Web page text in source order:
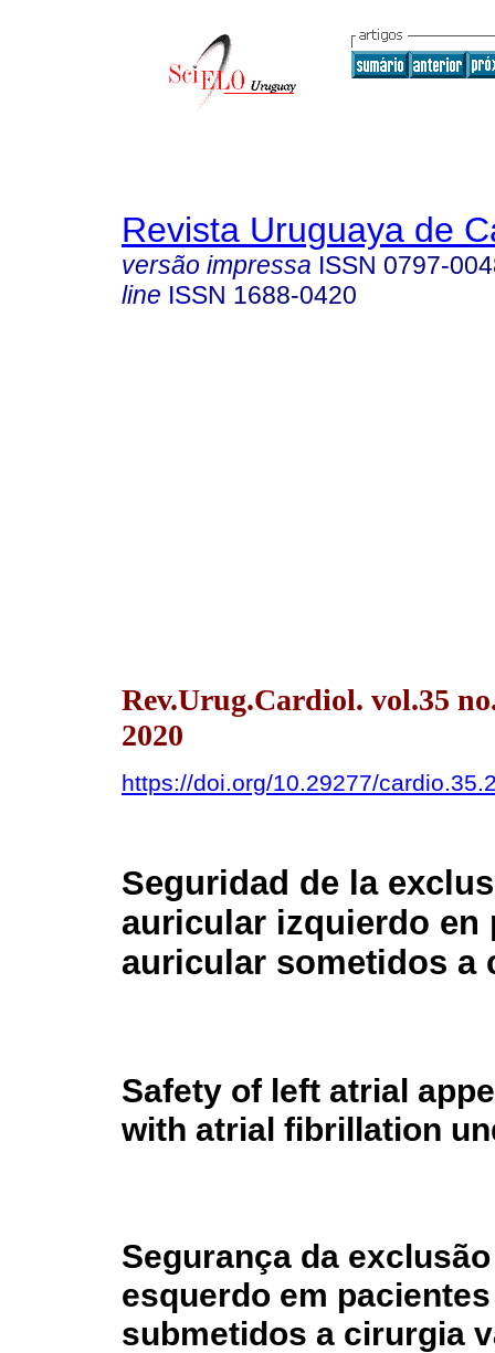
Revista Uruguaya de
versão impressa ISSN 0797-
line ISSN 1688-0420
Rev.Urug.Cardiol. vol.35
2020
https://doi.org/10.29277/
Seguridad de la
auricular izquierdo
auricular sometidos a
Safety of left atrial
with atrial fibrillation
Segurança da
esquerdo em
submetidos a cirurgia